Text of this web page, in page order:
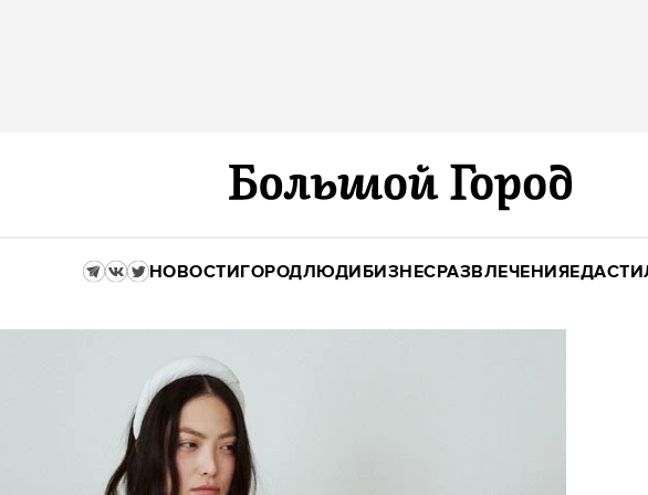
НОВОСТИГОРОДЛЮДИБИЗНЕСРАЗВЛЕЧЕНИЯЕДА